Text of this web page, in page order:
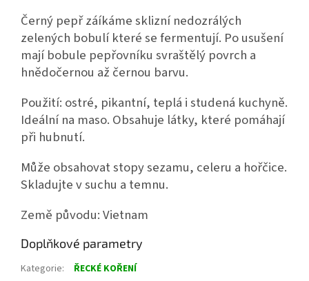
Černý pepř záíkáme sklizní nedozrálých
zelených bobulí které se fermentují. Po usušení
mají bobule pepřovníku svraštělý povrch a
hnědočernou až černou barvu.
Použití: ostré, pikantní, teplá i studená kuchyně.
Ideální na maso. Obsahuje látky, které pomáhají
při hubnutí.
Může obsahovat stopy sezamu, celeru a hořčice.
Skladujte v suchu a temnu.
Země původu: Vietnam
Doplňkové parametry
Kategorie:
ŘECKÉ KOŘENÍ